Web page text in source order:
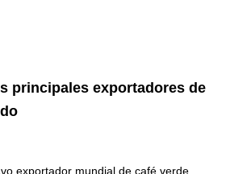
principales exportadores de
exportador mundial de café verde